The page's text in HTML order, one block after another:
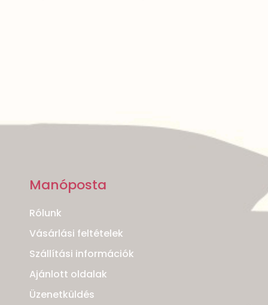
Manóposta
Rólunk
Vásárlási feltételek
Szállítási információk
Ajánlott oldalak
Üzenetküldés